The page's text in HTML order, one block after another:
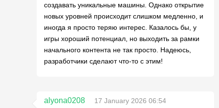
создавать уникальные машины. Однако открытие
новых уровней происходит слишком медленно, и
иногда я просто теряю интерес. Казалось бы, у
игры хороший потенциал, но выходить за рамки
начального контента не так просто. Надеюсь,
разработчики сделают что-то с этим!
alyona0208
17 January 2026 06:54